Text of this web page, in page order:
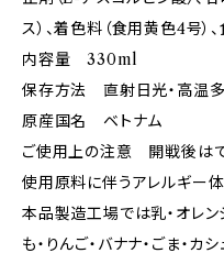
ス）、着色料（食用黄色4号）
内容量 330ml
保存方法 直射日光・高温多
原産国名 ベトナム
ご使用上の注意 開戦後は
使用原料に伴うアレルギー
本品製造工場では乳・オレン
も・りんご・バナナ・ごま・